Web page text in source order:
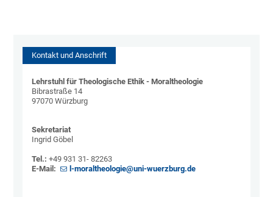
Kontakt und Anschrift
Lehrstuhl für Theologische Ethik - Moraltheologie
Bibrastraße 14
97070 Würzburg
Sekretariat
Ingrid Göbel
Tel.: +49 931 31- 82263
E-Mail:
l-moraltheologie@uni-wuerzburg.de